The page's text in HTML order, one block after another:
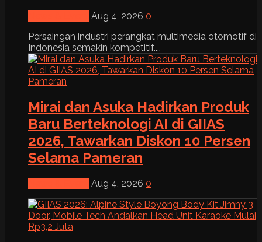
Aug 4, 2026 0
Persaingan industri perangkat multimedia otomotif di
Indonesia semakin kompetitif....
Mirai dan Asuka Hadirkan Produk
Baru Berteknologi AI di GIIAS
2026, Tawarkan Diskon 10 Persen
Selama Pameran
Aug 4, 2026 0